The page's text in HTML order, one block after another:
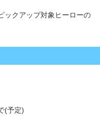
ックアップ対象ヒーローの
(予定)